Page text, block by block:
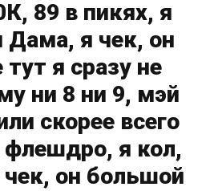
89 в пикях, я
Дама, я чек, он
тут я сразу не
ни 8 ни 9, мэй
скорее всего
флешдро, я кол,
чек, он большой